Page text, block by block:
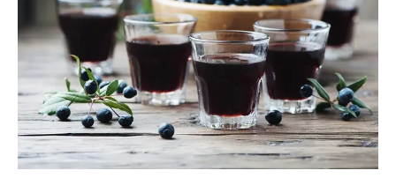
ECONOMIA
SERVIZI ALLE IMPRESE
LAVORO
BANDI
SPORT IN SARDEGNA